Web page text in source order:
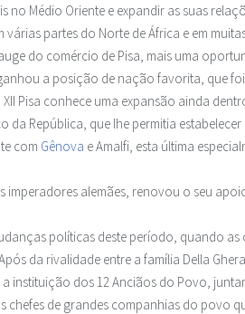
no Médio Oriente e expandir as suas
várias partes do Norte de África e em
do comércio de Pisa, mais uma
a posição de nação favorita, que
Pisa conhece uma expansão ainda
da República, que lhe permitia
com Gênova e Amalfi, esta última
imperadores alemães, renovou o seu
políticas deste período, quando
da rivalidade entre a família Della
instituição dos 12 Anciãos do Povo,
chefes de grandes companhias do povo